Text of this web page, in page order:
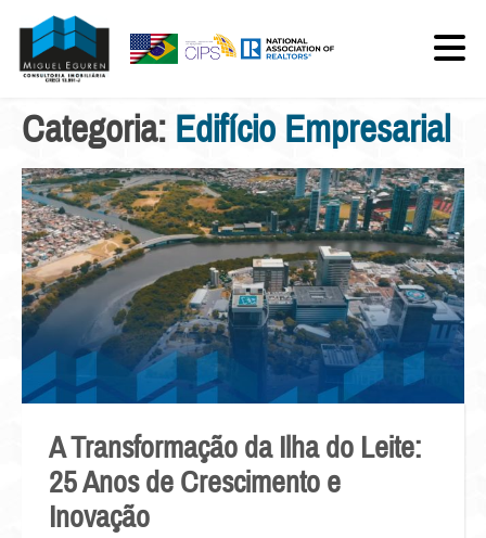
Categoria: Edifício Empresarial
A Transformação da Ilha do Leite:
25 Anos de Crescimento e
Inovação